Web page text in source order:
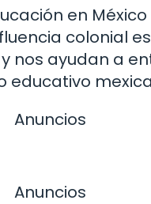
en
colonial
nos ayudan a
educativo
Anuncios
Anuncios